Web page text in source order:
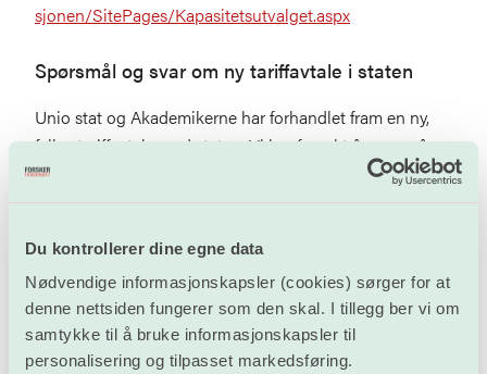
Du kontrollerer dine egne data
Nødvendige informasjonskapsler (cookies) sørger for at
denne nettsiden fungerer som den skal. I tillegg ber vi om
samtykke til å bruke informasjonskapsler til
personalisering og tilpasset markedsføring.
sjonen/SitePages/Kapasitetsutvalget.aspx
Spørsmål og svar om ny tariffavtale i staten
Unio stat og Akademikerne har forhandlet fram en ny,
felles tariffavtale med staten. Vi har forsøkt å svare på
noen av de oftest stilte spørsmålene om den nye
avtalen. Les merher.
Utforming av arbeidsplasser
Egne kontorer eller aktivitetsbaserte arbeidsplasser og
åpne landskap? Hva sier forskningen, hva sier
departementet og hva sier de ansatte? Og hvordan